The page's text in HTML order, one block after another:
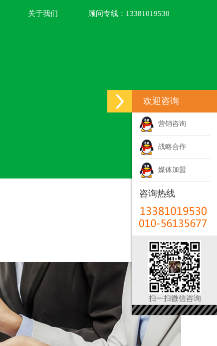
关于我们 顾问专线： 13381019530
欢迎咨询
营销咨询
战略合作
媒体加盟
咨询热线
扫一扫微信咨询